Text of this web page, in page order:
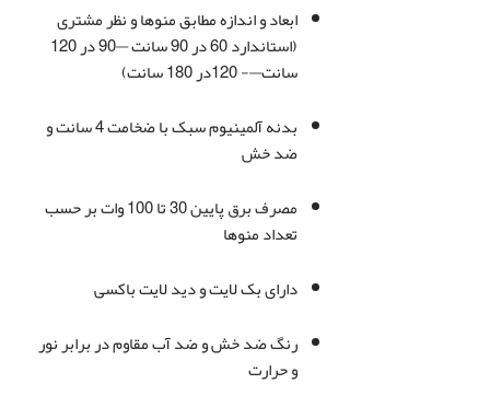
ابعاد و اندازه مطابق منوها و نظر مشتری
(استاندارد 60 در 90 سانت —90 در 120
سانت—- 120در 180 سانت)
بدنه آلمینیوم سبک با ضخامت 4 سانت و
ضد خش
مصرف برق پایین 30 تا 100 وات بر حسب
تعداد منوها
دارای بک لایت و دید لایت باکسی
رنگ ضد خش و ضد آب مقاوم در برابر نور
و حرارت